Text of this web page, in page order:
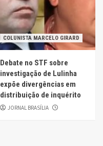
COLUNISTA MARCELO GIRARD
Debate no STF sobre
investigação de Lulinha
expõe divergências em
distribuição de inquérito
JORNAL BRASÍLIA